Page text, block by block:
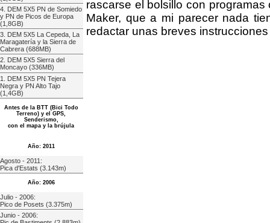
4. DEM 5X5 PN de Somiedo
y PN de Picos de Europa
(1,8GB)
3. DEM 5X5 La Cepeda, La
Maragatería y la Sierra de
Cabrera (688MB)
2. DEM 5X5 Sierra del
Moncayo (336MB)
1. DEM 5X5 PN Tejera
Negra y PN Alto Tajo
(1,4GB)
Antes de la BTT (Bici Todo
Terreno) y el GPS,
Senderismo,
con el mapa y la brújula
Año: 2011
Agosto - 2011:
Pica d'Estats (3.143m)
Año: 2006
Julio - 2006:
Pico de Posets (3.375m)
Junio - 2006:
rascarse el bolsillo con
Maker, que a mi parecer nada
redactar unas breves